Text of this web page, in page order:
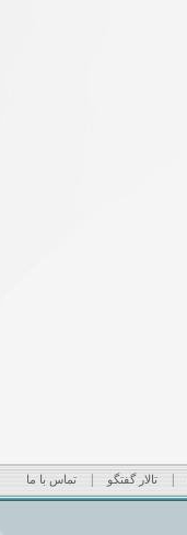
تالار گفتگو تماس با ما